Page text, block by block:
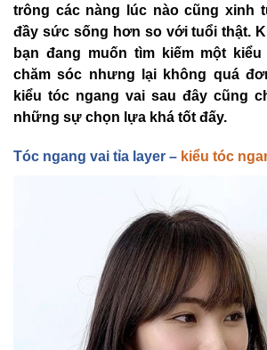
trông các nàng lúc nào cũng xinh
đầy sức sống hơn so với tuổi thật.
bạn đang muốn tìm kiếm một
chăm sóc nhưng lại không quá
kiểu tóc ngang vai sau đây cũng
những sự chọn lựa khá tốt đấy.
Tóc ngang vai tỉa layer – kiểu tóc